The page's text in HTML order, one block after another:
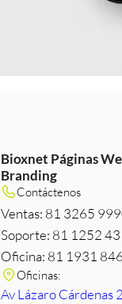
Bioxnet Páginas
Branding
Contáctenos
Ventas: 81 3265
Soporte: 81 1252
Oficina: 81 1931
Oficinas:
Av Lázaro Cárdenas